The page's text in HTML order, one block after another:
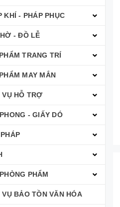
KHÍ - PHÁP PHỤC
- ĐỒ LỄ
TRANG TRÍ
MAY MẮN
VỤ HỖ TRỢ
- GIẤY DÓ
PHẨM
VỤ BẢO TỒN VĂN HÓA